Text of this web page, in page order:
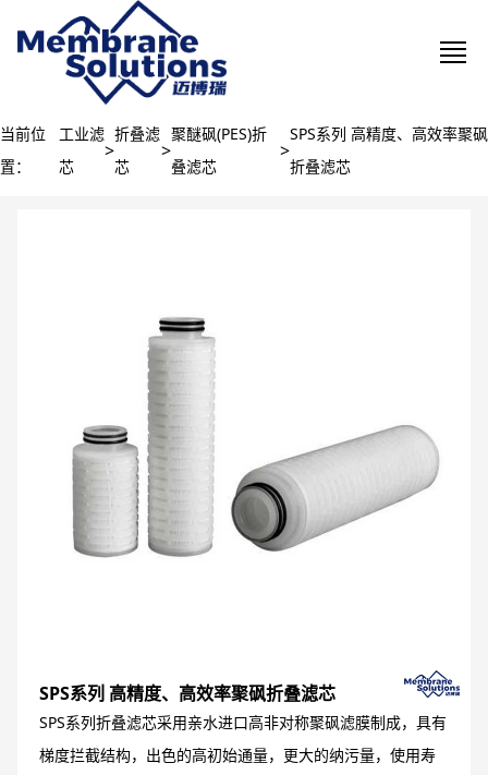
当前位
置：
工业滤
芯
>
折叠滤
芯
>
聚醚砜(PES)折
叠滤芯
>
SPS系列 高精度、高效率聚砜
折叠滤芯
SPS系列 高精度、高效率聚砜折叠滤芯
SPS系列折叠滤芯采用亲水进口高非对称聚砜滤膜制成，具有
梯度拦截结构，出色的高初始通量，更大的纳污量，使用寿